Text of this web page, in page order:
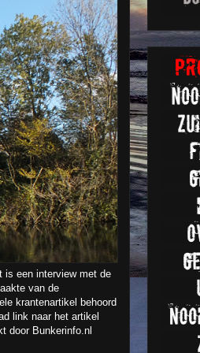
is een interview met de
van de
krantenartikel behoord
link naar het artikel
door Bunkerinfo.nl